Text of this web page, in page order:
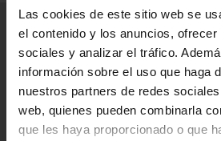
Las cookies de este sitio web se
el contenido y los anuncios, ofrecer
sociales y analizar el tráfico.
información sobre el uso que haga
nuestros partners de redes
web, quienes pueden combinarla
que les haya proporcionado o que
Información
Contacto
Preguntas Frequentes
Aviso Legal
Condiciones